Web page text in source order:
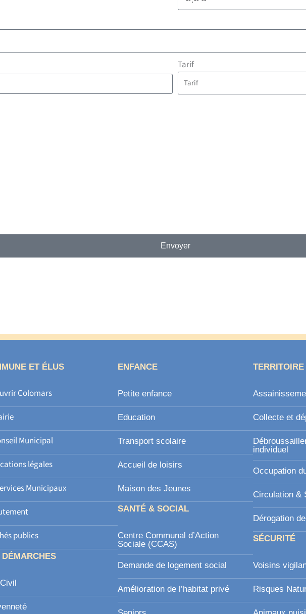
Tarif
Envoyer
ET ÉLUS
Colomars
Municipal
légales
Municipaux
publics
DÉMARCHES
ENFANCE
Petite enfance
Education
Transport scolaire
Accueil de loisirs
Maison des Jeunes
SANTÉ & SOCIAL
Centre Communal d’Action
Sociale (CCAS)
Demande de logement social
Amélioration de l’habitat privé
TERRITOIRE
Collecte et
individuel
Occupation
Circulation &
Dérogation
SÉCURITÉ
Voisins
Risques